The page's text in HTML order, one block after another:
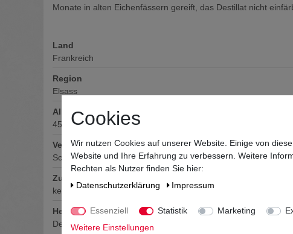
Monate in alten Eichenfässern gereift, das Destillat nicht
Land
Frankreich
Region
Elsass
Alkoholgehalt
45 % vol
Verschluss
Schraubverschluss
Zutaten / Allergene
keine deklarationspflichtigen Allergene und Zusatzstoffe
Hersteller / Importeur
Destillerie Artisanale J.Nusbaumer, 23 Grand Rue, F-67220
Cookies
Wir nutzen Cookies auf unserer Website. Einige von
Website und Ihre Erfahrung zu verbessern. Weitere
Rechten als Nutzer finden Sie hier:
Daten­schutz­erklärung
Impressum
Essenziell Statistik Marketing
Weitere Einstellungen